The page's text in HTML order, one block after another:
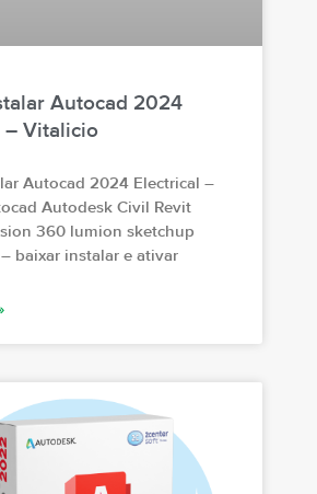
Autocad 2024
– Vitalicio
Autocad 2024 Electrical –
Autodesk Civil Revit
360 lumion sketchup
baixar instalar e ativar